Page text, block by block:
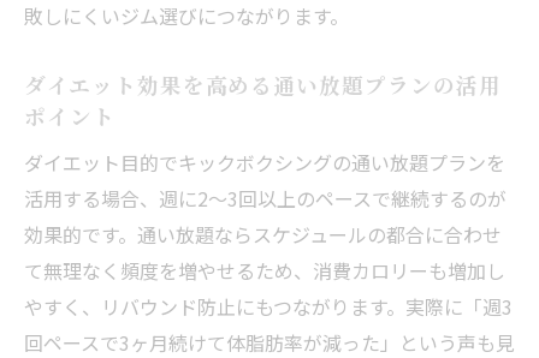
敗しにくいジム選びにつながります。
ダイエット効果を高める通い放題プランの活用
ポイント
ダイエット目的でキックボクシングの通い放題プランを
活用する場合、週に2〜3回以上のペースで継続するのが
効果的です。通い放題ならスケジュールの都合に合わせ
て無理なく頻度を増やせるため、消費カロリーも増加し
やすく、リバウンド防止にもつながります。実際に「週3
回ペースで3ヶ月続けて体脂肪率が減った」という声も見